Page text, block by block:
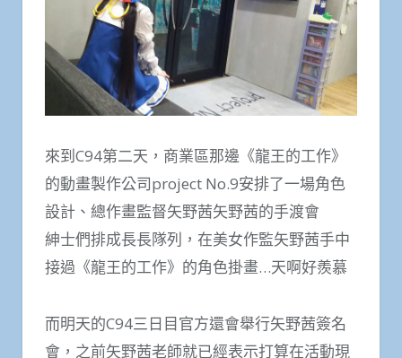
來到C94第二天，商業區那邊《龍王的工作》
的動畫製作公司project No.9安排了一場角色
設計、總作畫監督矢野茜矢野茜的手渡會
紳士們排成長長隊列，在美女作監矢野茜手中
接過《龍王的工作》的角色掛畫…天啊好羨慕
而明天的C94三日目官方還會舉行矢野茜簽名
會，之前矢野茜老師就已經表示打算在活動現